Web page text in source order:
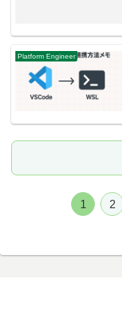
Platform Engineer
1 2